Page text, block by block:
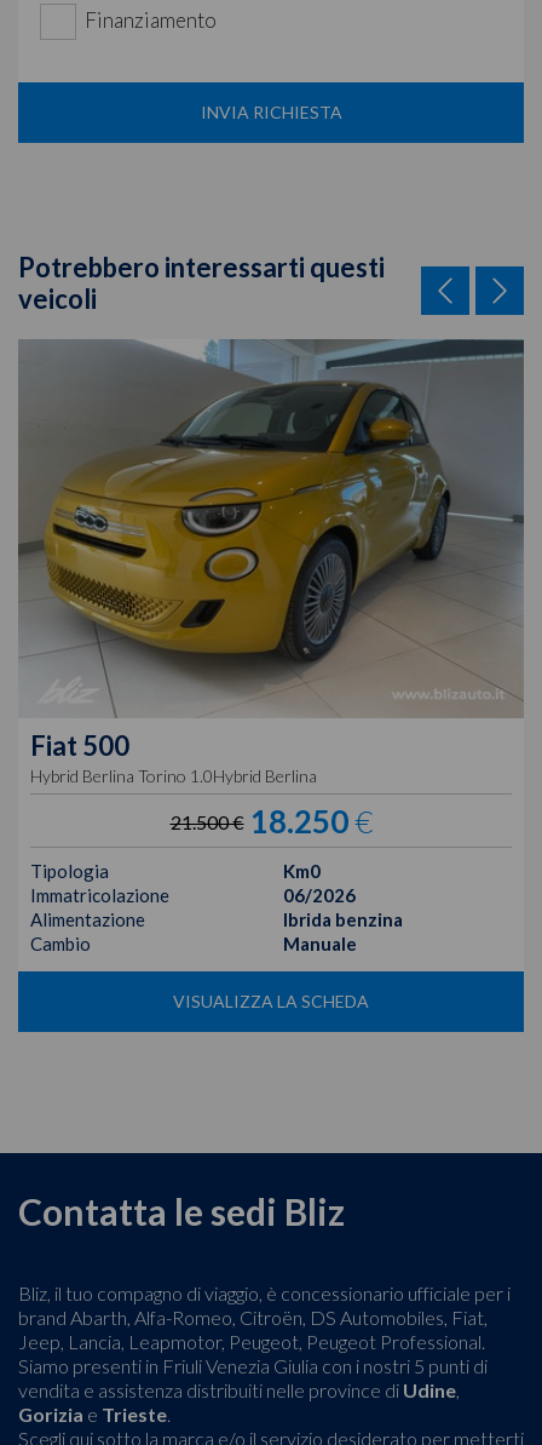
Finanziamento
INVIA RICHIESTA
Potrebbero interessarti questi
veicoli
Fiat 500
Hybrid Berlina Torino 1.0Hybrid Berlina
21.500 € 18.250€
Tipologia
Km0
Immatricolazione
06/2026
Alimentazione
Ibrida benzina
Cambio
Manuale
VISUALIZZA LA SCHEDA
Contatta le sedi Bliz
Bliz, il tuo compagno di viaggio, è concessionario ufficiale per i
brand Abarth, Alfa-Romeo, Citroën, DS Automobiles, Fiat,
Jeep, Lancia, Leapmotor, Peugeot, Peugeot Professional.
Siamo presenti in Friuli Venezia Giulia con i nostri 5 punti di
vendita e assistenza distribuiti nelle province di Udine,
Gorizia e Trieste.
Scegli qui sotto la marca e/o il servizio desiderato per metterti